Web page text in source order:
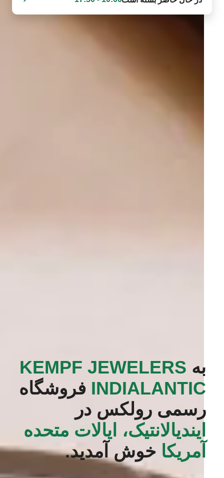
به ‭KEMPF JEWELERS
INDIALANTIC‬ فروشگاه
رسمی رولکس در
ایندیالانتیک، ایالات متحده
آمریکا خوش آمدید.